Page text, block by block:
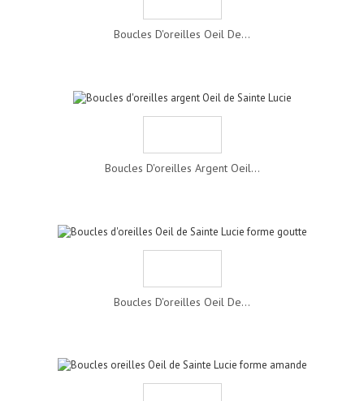
Boucles D'oreilles Oeil De...
Boucles D'oreilles Argent Oeil...
Boucles D'oreilles Oeil De...